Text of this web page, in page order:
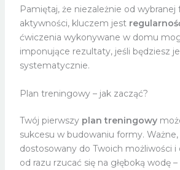
Pamiętaj, że niezależnie od wybranej
aktywności, kluczem jest
ćwiczenia wykonywane w domu
imponujące rezultaty, jeśli będziesz
systematycznie.
Plan treningowy – jak zacząć?
Twój pierwszy plan treningowy
sukcesu w budowaniu formy. Ważne,
dostosowany do Twoich możliwości i
od razu rzucać się na głęboką wodę